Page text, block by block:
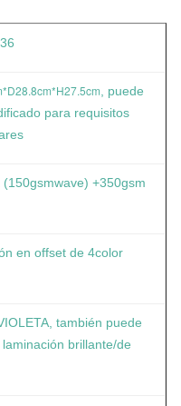
, puede
para requisitos
(150gsmwave) +350gsm
en offset de 4color
también puede
brillante/de